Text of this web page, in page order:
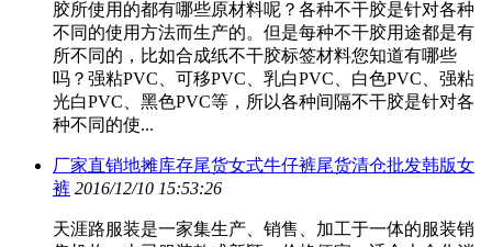
胶所使用的都有哪些原材料呢？各种不干胶是针对各种
不同的使用方法而生产的。但是每种不干胶用途都是有
所不同的，比如合成纸不干胶标签材料您知道有哪些
吗？强粘PVC、可移PVC、乳白PVC、白色PVC、强粘
光白PVC、黑色PVC等，所以各种间隔不干胶是针对各
种不同的使...
厂家直销地摊库存尾货女式牛仔裤尾货清仓批发韩版女
裤 2016/12/10 15:53:26
天涯路服装是一家集生产、销售、加工于一体的服装销